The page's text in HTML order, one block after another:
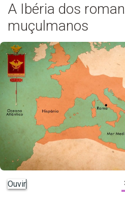
A Ibéria dos
muçulmanos
Ouvir